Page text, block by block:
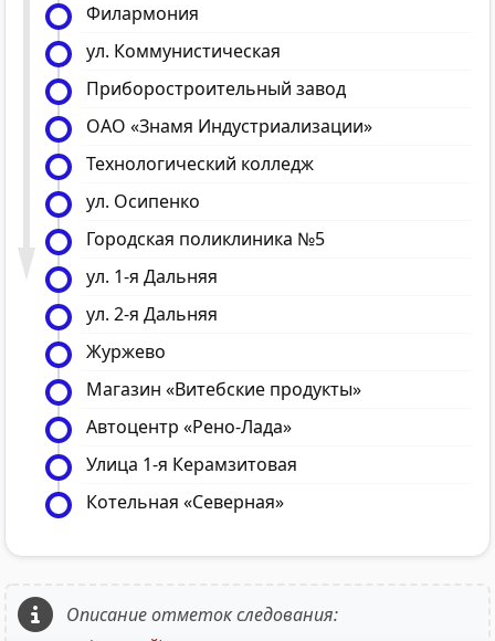
Филармония
ул. Коммунистическая
Приборостроительный завод
ОАО «Знамя Индустриализации»
Технологический колледж
ул. Осипенко
Городская поликлиника №5
ул. 1-я Дальняя
ул. 2-я Дальняя
Журжево
Магазин «Витебские продукты»
Автоцентр «Рено-Лада»
Улица 1-я Керамзитовая
Котельная «Северная»
Описание отметок следования: